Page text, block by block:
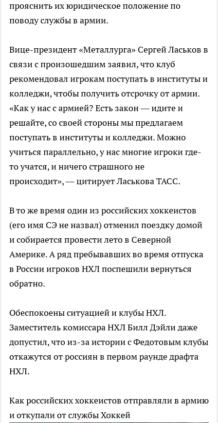
прояснить их юридическое положение по
поводу службы в армии.
Вице-президент «Металлурга» Сергей Ласьков в
связи с произошедшим заявил, что клуб
рекомендовал игрокам поступать в институты и
колледжи, чтобы получить отсрочку от армии.
«Как у нас с армией? Есть закон — идите и
решайте, со своей стороны мы предлагаем
поступать в институты и колледжи. Можно
учиться параллельно, у нас многие игроки где-
то учатся, и ничего страшного не
происходит», — цитирует Ласькова ТАСС.
В то же время один из российских хоккеистов
(его имя СЭ не назвал) отменил поездку домой
и собирается провести лето в Северной
Америке. А ряд пребывавших во время отпуска
в России игроков НХЛ поспешили вернуться
обратно.
Обеспокоены ситуацией и клубы НХЛ.
Заместитель комиссара НХЛ Билл Дэйли даже
допустил, что из-за истории с Федотовым клубы
откажутся от россиян в первом раунде драфта
НХЛ.
Как российских хоккеистов отправляли в армию
и откупали от службыХоккей